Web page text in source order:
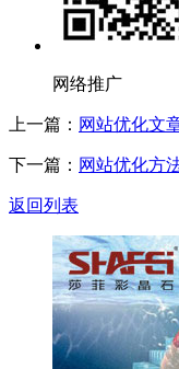
网络推广
上一篇： 网站优化文
下一篇： 网站优化方
返回列表